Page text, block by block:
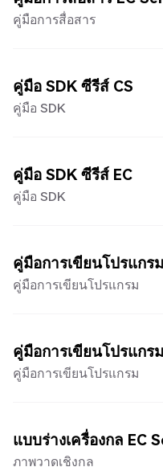
คู่มือการสื่อสาร
คู่มือ SDK ซีรีส์ CS
คู่มือ SDK
คู่มือ SDK ซีรีส์ EC
คู่มือ SDK
คู่มือการเขียนโปรแกร
คู่มือการเขียนโปรแกรม
คู่มือการเขียนโปรแกร
คู่มือการเขียนโปรแกรม
แบบร่างเครื่องกล EC
ภาพวาดเชิงกล